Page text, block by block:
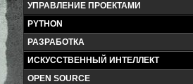
УПРАВЛЕНИЕ ПРОЕКТАМИ
PYTHON
РАЗРАБОТКА
ИСКУССТВЕННЫЙ ИНТЕЛЛЕКТ
OPEN SOURCE